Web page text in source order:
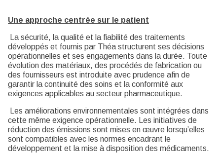
Une approche centrée sur le patient
La sécurité, la qualité et la fiabilité des traitements
développés et fournis par Théa structurent ses décisions
opérationnelles et ses engagements dans la durée. Toute
évolution des matériaux, des procédés de fabrication ou
des fournisseurs est introduite avec prudence afin de
garantir la continuité des soins et la conformité aux
exigences applicables au secteur pharmaceutique.
Les améliorations environnementales sont intégrées dans
cette même exigence opérationnelle. Les initiatives de
réduction des émissions sont mises en œuvre lorsqu’elles
sont compatibles avec les normes encadrant le
développement et la mise à disposition des médicaments.